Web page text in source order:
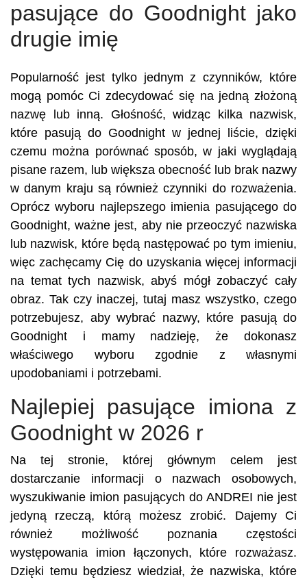
pasujące do Goodnight jako
drugie imię
Popularność jest tylko jednym z czynników, które
mogą pomóc Ci zdecydować się na jedną złożoną
nazwę lub inną. Głośność, widząc kilka nazwisk,
które pasują do Goodnight w jednej liście, dzięki
czemu można porównać sposób, w jaki wyglądają
pisane razem, lub większa obecność lub brak nazwy
w danym kraju są również czynniki do rozważenia.
Oprócz wyboru najlepszego imienia pasującego do
Goodnight, ważne jest, aby nie przeoczyć nazwiska
lub nazwisk, które będą następować po tym imieniu,
więc zachęcamy Cię do uzyskania więcej informacji
na temat tych nazwisk, abyś mógł zobaczyć cały
obraz. Tak czy inaczej, tutaj masz wszystko, czego
potrzebujesz, aby wybrać nazwy, które pasują do
Goodnight i mamy nadzieję, że dokonasz
właściwego wyboru zgodnie z własnymi
upodobaniami i potrzebami.
Najlepiej pasujące imiona z
Goodnight w 2026 r
Na tej stronie, której głównym celem jest
dostarczanie informacji o nazwach osobowych,
wyszukiwanie imion pasujących do ANDREI nie jest
jedyną rzeczą, którą możesz zrobić. Dajemy Ci
również możliwość poznania częstości
występowania imion łączonych, które rozważasz.
Dzięki temu będziesz wiedział, że nazwiska, które